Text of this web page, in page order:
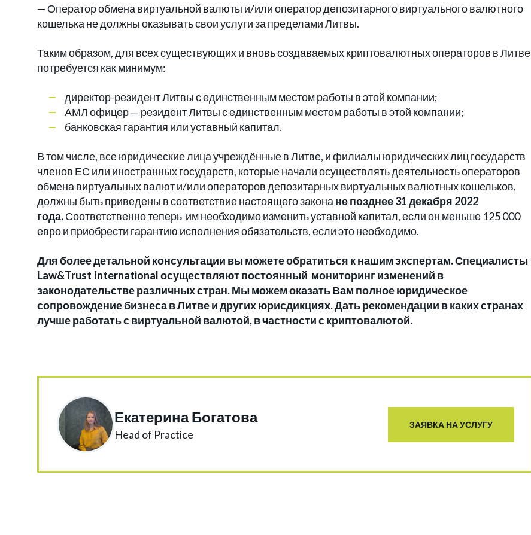
— Оператор обмена виртуальной валюты и/или оператор депозитарного виртуального валютного
кошелька не должны оказывать свои услуги за пределами Литвы.
Таким образом, для всех существующих и вновь создаваемых криптовалютных операторов в Литве
потребуется как минимум:
директор-резидент Литвы с единственным местом работы в этой компании;
АМЛ офицер — резидент Литвы с единственным местом работы в этой компании;
банковская гарантия или уставный капитал.
В том числе, все юридические лица учреждённые в Литве, и филиалы юридических лиц государств
членов ЕС или иностранных государств, которые начали осуществлять деятельность операторов
обмена виртуальных валют и/или операторов депозитарных виртуальных валютных кошельков,
должны быть приведены в соответствие настоящего законане позднее 31 декабря 2022
года.Соответственно теперь им необходимо изменить уставной капитал, если он меньше 125 000
евро и приобрести гарантию исполнения обязательств, если это необходимо.
Для более детальной консультации вы можете обратиться к нашим экспертам. Специалисты
Law&Trust International осуществляют постоянный мониторинг изменений в
законодательстве различных стран. Мы можем оказать Вам полное юридическое
сопровождение бизнеса в Литве и других юрисдикциях. Дать рекомендации в каких странах
лучше работать с виртуальной валютой, в частности с криптовалютой.
Екатерина Богатова
Head of Practice
ЗАЯВКА НА УСЛУГУ